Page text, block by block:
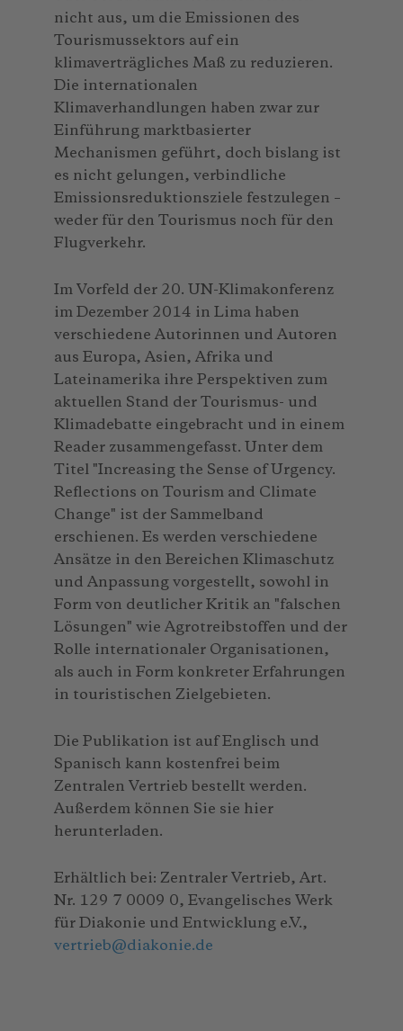
nicht aus, um die Emissionen des
Tourismussektors auf ein
klimaverträgliches Maß zu reduzieren.
Die internationalen
Klimaverhandlungen haben zwar zur
Einführung marktbasierter
Mechanismen geführt, doch bislang ist
es nicht gelungen, verbindliche
Emissionsreduktionsziele festzulegen –
weder für den Tourismus noch für den
Flugverkehr.
Im Vorfeld der 20. UN-Klimakonferenz
im Dezember 2014 in Lima haben
verschiedene Autorinnen und Autoren
aus Europa, Asien, Afrika und
Lateinamerika ihre Perspektiven zum
aktuellen Stand der Tourismus- und
Klimadebatte eingebracht und in einem
Reader zusammengefasst. Unter dem
Titel "Increasing the Sense of Urgency.
Reflections on Tourism and Climate
Change" ist der Sammelband
erschienen. Es werden verschiedene
Ansätze in den Bereichen Klimaschutz
und Anpassung vorgestellt, sowohl in
Form von deutlicher Kritik an "falschen
Lösungen" wie Agrotreibstoffen und der
Rolle internationaler Organisationen,
als auch in Form konkreter Erfahrungen
in touristischen Zielgebieten.
Die Publikation ist auf Englisch und
Spanisch kann kostenfrei beim
Zentralen Vertrieb bestellt werden.
Außerdem können Sie sie hier
herunterladen.
Erhältlich bei: Zentraler Vertrieb, Art.
Nr. 129 7 0009 0, Evangelisches Werk
für Diakonie und Entwicklung e.V.,
vertrieb@diakonie.de